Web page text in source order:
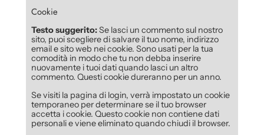
Cookie
Testo suggerito:Se lasci un commento sul nostro
sito, puoi scegliere di salvare il tuo nome, indirizzo
email e sito web nei cookie. Sono usati per la tua
comodità in modo che tu non debba inserire
nuovamente i tuoi dati quando lasci un altro
commento. Questi cookie dureranno per un anno.
Se visiti la pagina di login, verrà impostato un cookie
temporaneo per determinare se il tuo browser
accetta i cookie. Questo cookie non contiene dati
personali e viene eliminato quando chiudi il browser.